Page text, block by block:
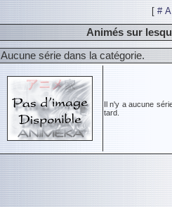
[ # A
Animés sur
Aucune série dans la catégorie.
Il n'y a aucune
tard.